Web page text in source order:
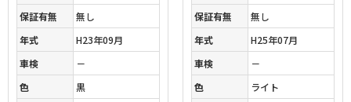
保証有無
無し
年式
H23年09月
車検
－
色
黒
保証有無
無し
年式
H25年07月
車検
－
色
ライト